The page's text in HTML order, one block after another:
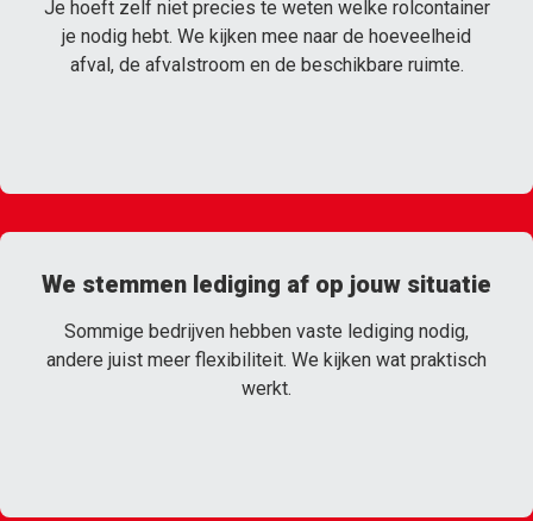
Je hoeft zelf niet precies te weten welke rolcontainer
je nodig hebt. We kijken mee naar de hoeveelheid
afval, de afvalstroom en de beschikbare ruimte.
We stemmen lediging af op jouw situatie
Sommige bedrijven hebben vaste lediging nodig,
andere juist meer flexibiliteit. We kijken wat praktisch
werkt.